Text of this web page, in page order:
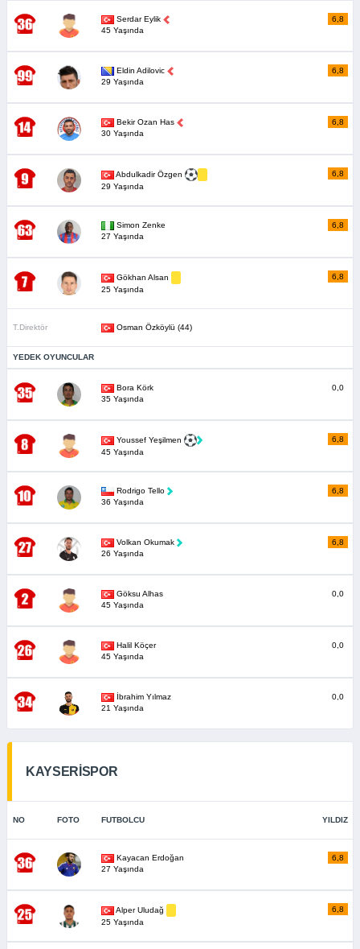
Serdar Eylik
45 Yaşında
6,8
Eldin Adilovic
29 Yaşında
6,8
Bekir Ozan Has
30 Yaşında
6,8
Abdulkadir Özgen
29 Yaşında
6,8
Simon Zenke
27 Yaşında
6,8
Gökhan Alsan
25 Yaşında
6,8
T.Direktör Osman Özköylü (44)
YEDEK OYUNCULAR
Bora Körk
35 Yaşında
0,0
Youssef Yeşilmen
45 Yaşında
6,8
Rodrigo Tello
36 Yaşında
6,8
Volkan Okumak
26 Yaşında
6,8
Göksu Alhas
45 Yaşında
0,0
Halil Köçer
45 Yaşında
0,0
İbrahim Yılmaz
21 Yaşında
0,0
KAYSERİSPOR
NO FOTO FUTBOLCU YILDIZ
Kayacan Erdoğan
27 Yaşında
6,8
Alper Uludağ
25 Yaşında
6,8